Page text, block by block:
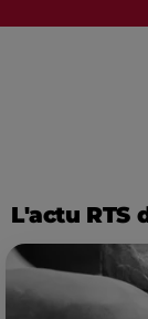
L'actu RTS